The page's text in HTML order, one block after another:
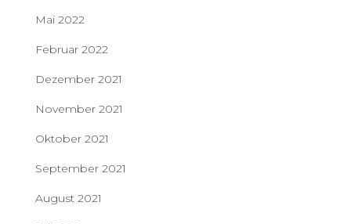
Mai 2022
Februar 2022
Dezember 2021
November 2021
Oktober 2021
September 2021
August 2021